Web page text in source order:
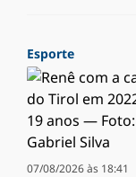
Esporte
07/08/2026 às 18:41